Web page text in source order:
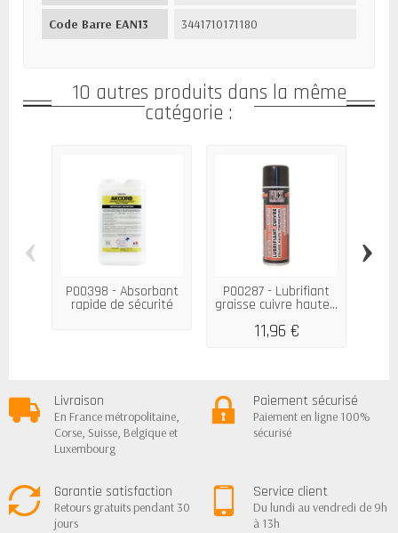
Code Barre EAN13 3441710171180
10 autres produits dans la même
catégorie :
P00398 - Absorbant
rapide de sécurité
P00287 - Lubrifiant
graisse cuivre haute...
11,96 €
‹ ›
Livraison
En France métropolitaine,
Corse, Suisse, Belgique et
Luxembourg
Paiement sécurisé
Paiement en ligne 100%
sécurisé
Garantie satisfaction
Retours gratuits pendant 30
jours
Service client
Du lundi au vendredi de 9h
à 13h